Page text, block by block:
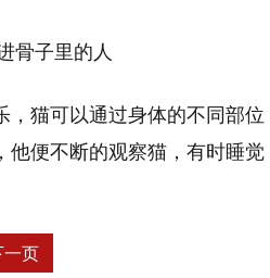
，猫可以通过身体的不同部位
他便不断的观察猫，有时睡觉
一页